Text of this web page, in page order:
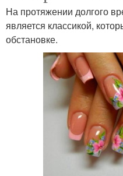
На протяжении долгого
является классикой,
обстановке.